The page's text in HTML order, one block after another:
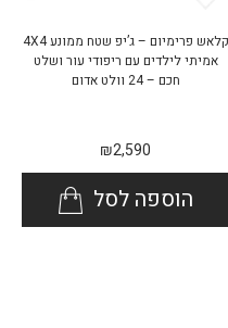
קלאש פרימיום – ג’יפ שטח ממונע 4X4
אמיתי לילדים עם ריפודי עור ושלט
חכם – 24 וולט אדום
₪2,590
הוספה לסל